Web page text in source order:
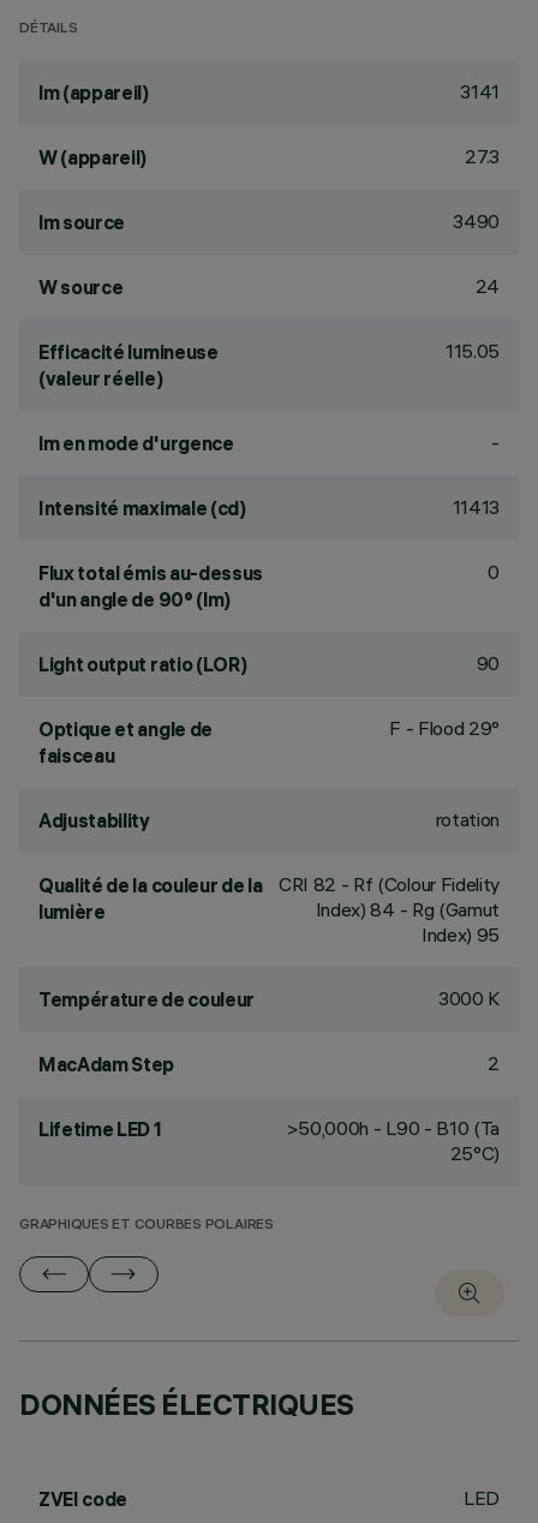
DÉTAILS
lm (appareil) 3141
W (appareil) 27.3
lm source 3490
W source 24
Efficacité lumineuse
(valeur réelle)
115.05
lm en mode d'urgence -
Intensité maximale (cd) 11413
Flux total émis au-dessus
d'un angle de 90° (lm)
0
Light output ratio (LOR) 90
Optique et angle de
faisceau
F - Flood 29°
Adjustability rotation
Qualité de la couleur de la
lumière
CRI 82 - Rf (Colour Fidelity
Index) 84 - Rg (Gamut
Index) 95
Température de couleur 3000 K
MacAdam Step 2
Lifetime LED 1
>50,000h - L90 - B10 (Ta
25°C)
GRAPHIQUES ET COURBES POLAIRES
DONNÉES ÉLECTRIQUES
ZVEI code LED